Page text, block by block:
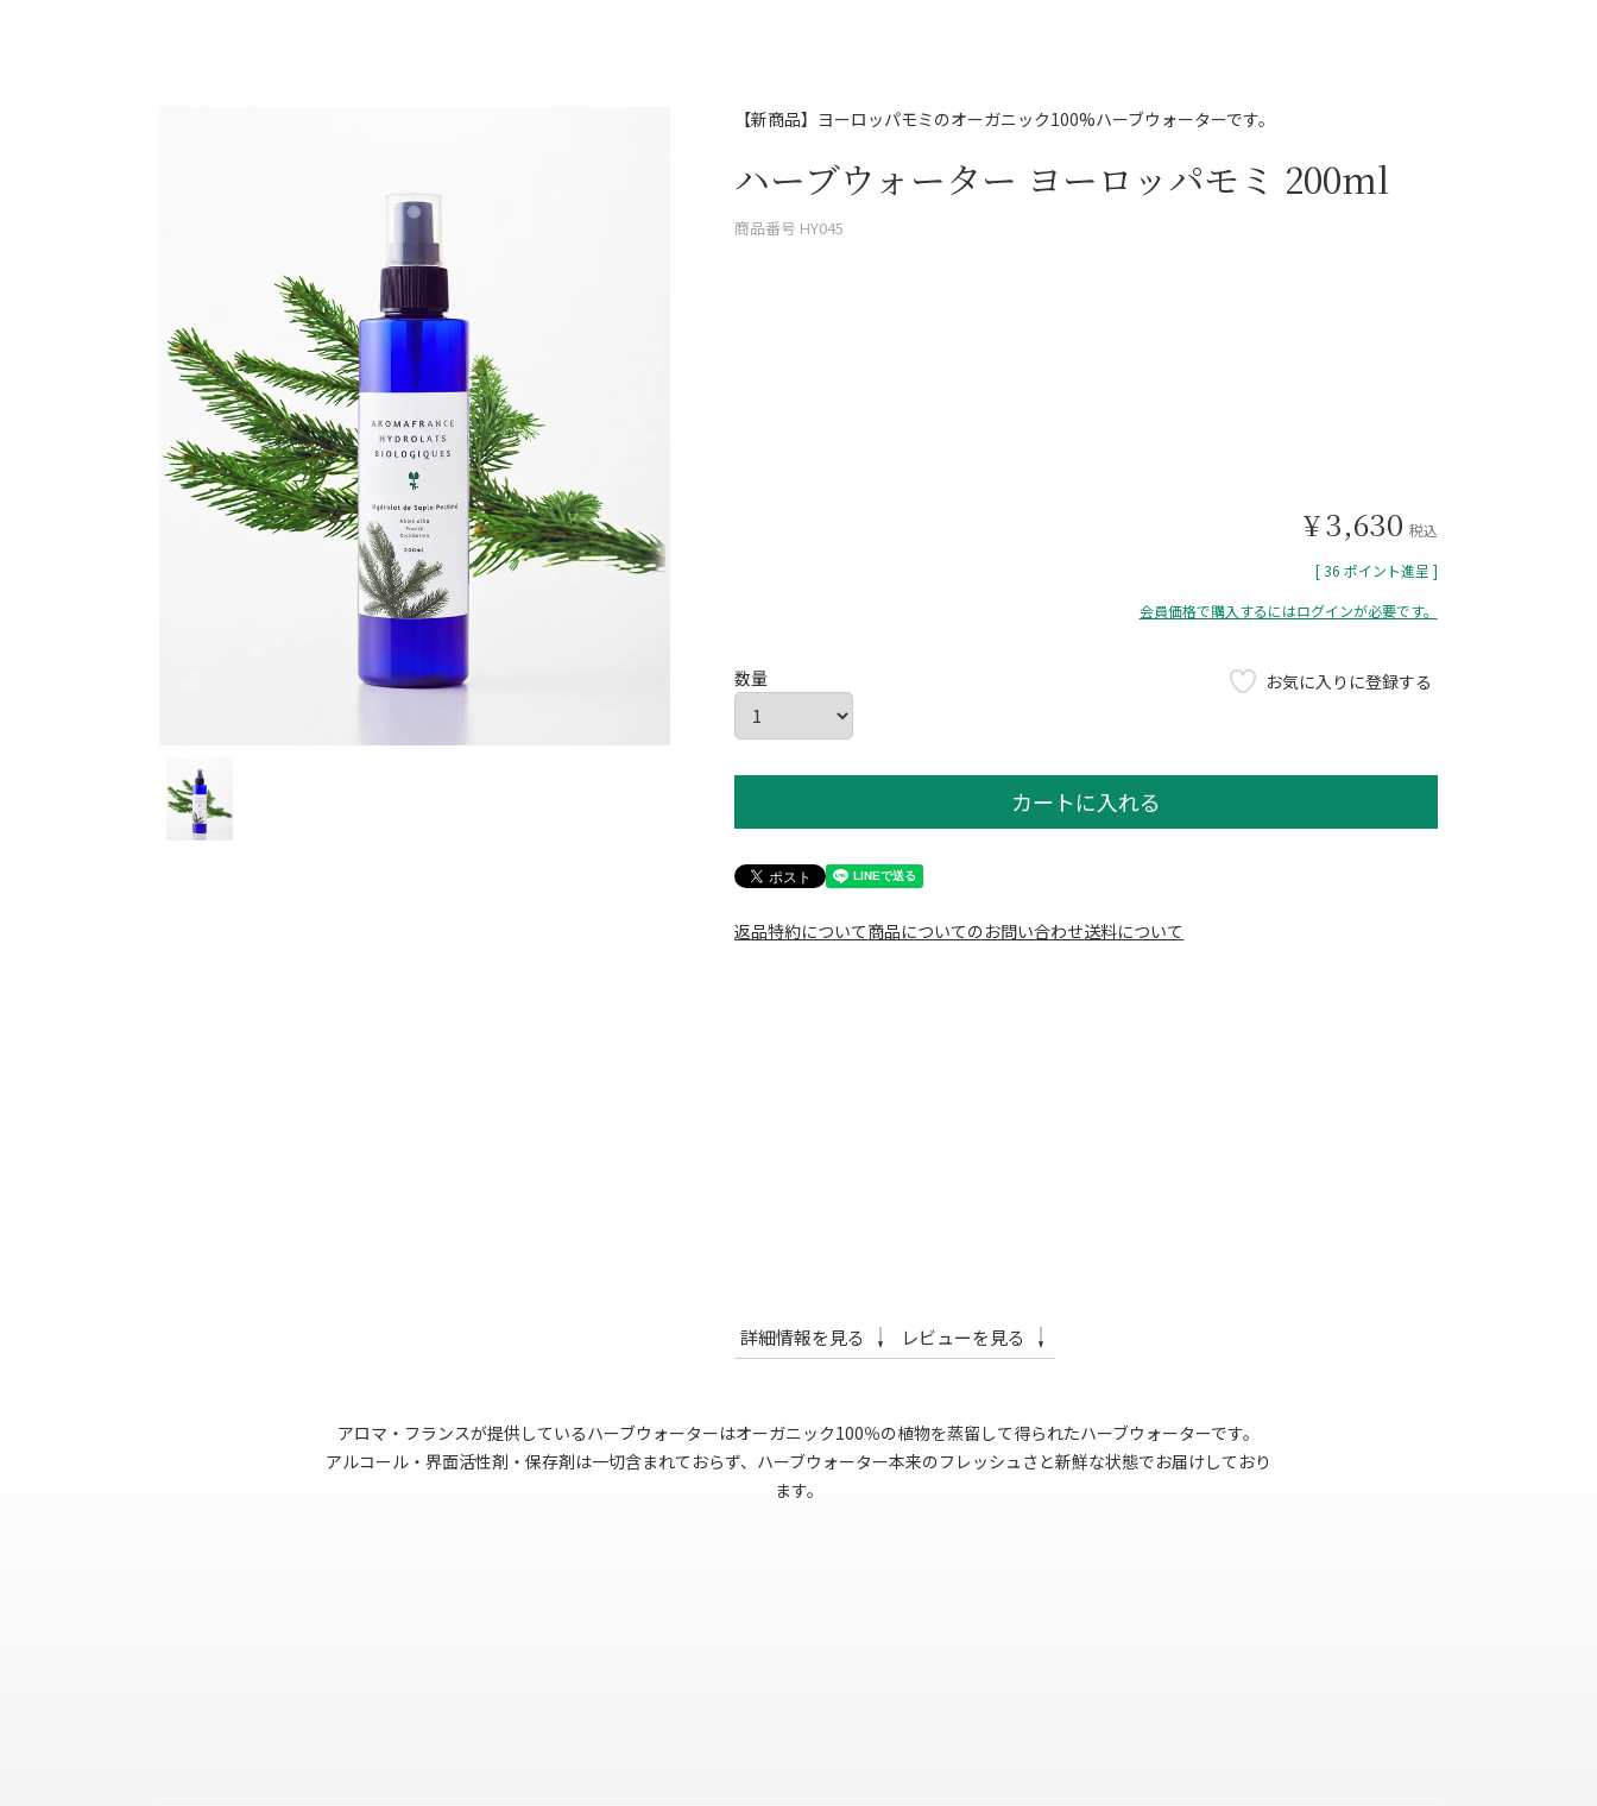
【新商品】ヨーロッパモミのオーガニック100%ハーブウォーターです。
ハーブウォーター ヨーロッパモミ 200ml
商品番号 HY045
¥3,630 税込
[ 36 ポイント進呈 ]
会員価格で購入するにはログインが必要です。
お気に入りに登録する
カートに入れる
返品特約について商品についてのお問い合わせ送料について
詳細情報を見る レビューを見る
アロマ・フランスが提供しているハーブウォーターはオーガニック100％の植物を蒸留して得られたハーブウォーターです。
アルコール・界面活性剤・保存剤は一切含まれておらず、ハーブウォーター本来のフレッシュさと新鮮な状態でお届けしており
ます。